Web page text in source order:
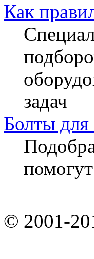
Как
задач
Болты для
© 2001-